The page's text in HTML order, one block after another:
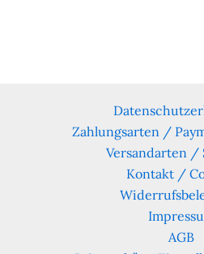
Zahlungsarten /
Versandarten /
Kontakt /
AGB